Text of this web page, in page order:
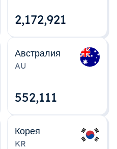
2,172,922
Австралия
AU
552,112
Корея
KR